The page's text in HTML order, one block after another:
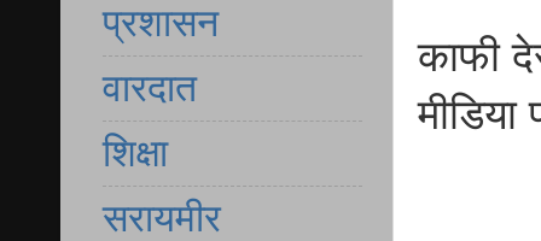
काफी
मीडिया
प्रशासन
वारदात
शिक्षा
सरायमीर